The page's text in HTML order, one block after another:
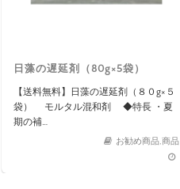
日藻の遅延剤（80g×5袋）
【送料無料】日藻の遅延剤（８０g×５
袋） モルタル混和剤 ◆特長 ・夏
期の補…
お勧め商品,商品